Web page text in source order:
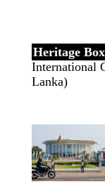
Heritage Box
International
Lanka)